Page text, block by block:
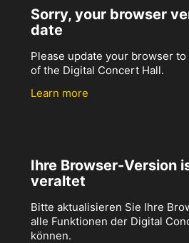
Sorry, your browser
date
Please update your browser
of the Digital Concert Hall.
Learn more
Ihre Browser-Version
veraltet
Bitte aktualisieren Sie Ihre
alle Funktionen der Digital
können.